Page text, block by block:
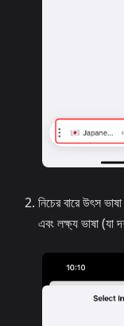
নিচের বারে উৎস
এবং লক্ষ্য ভাষা (যা